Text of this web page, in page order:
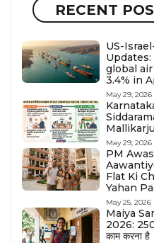
RECENT
US-
global
3.4% in
May 29, 2026
May 29, 2026
PM
Flat Ki
Yahan
May 25, 2026
Maiya
2026:
काम करना है